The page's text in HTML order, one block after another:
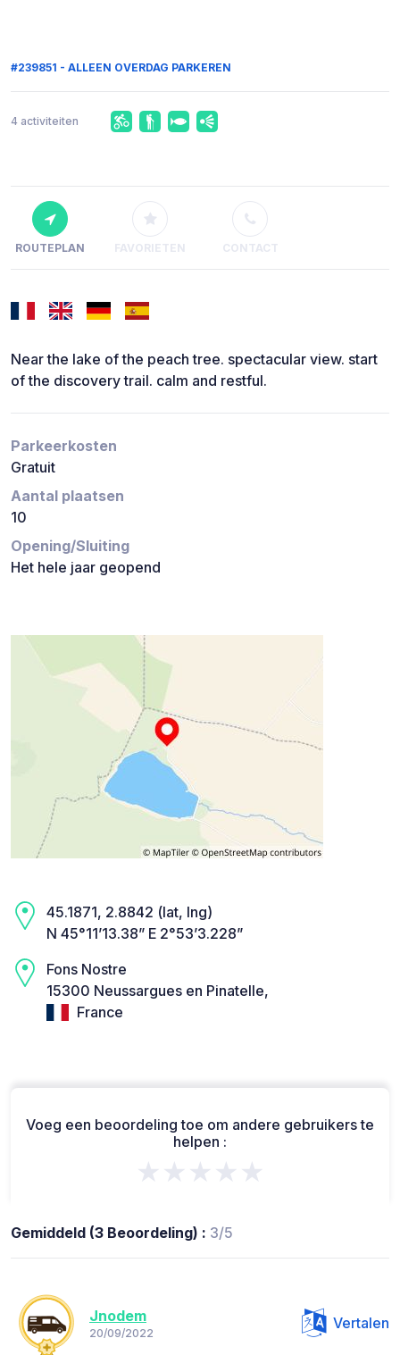
#239851 - ALLEEN OVERDAG PARKEREN
4 activiteiten
ROUTEPLAN FAVORIETEN CONTACT
Near the lake of the peach tree. spectacular view. start
of the discovery trail. calm and restful.
Parkeerkosten
Gratuit
Aantal plaatsen
10
Opening/Sluiting
Het hele jaar geopend
45.1871, 2.8842 (lat, lng)
N 45°11’13.38” E 2°53’3.228”
Fons Nostre
15300 Neussargues en Pinatelle,
France
Voeg een beoordeling toe om andere gebruikers te
helpen :
★★★★★
Gemiddeld (3 Beoordeling) : 3/5
Jnodem
20/09/2022
Vertalen